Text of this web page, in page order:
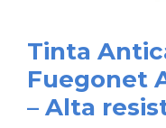
Tinta
Fuegonet
– Alta